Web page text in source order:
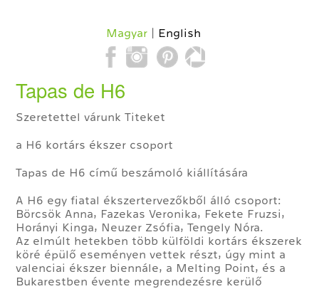
Magyar English
Tapas de H6
Szeretettel várunk Titeket
a H6 kortárs ékszer csoport
Tapas de H6 című beszámoló kiállítására
A H6 egy fiatal ékszertervezőkből álló csoport:
Börcsök Anna, Fazekas Veronika, Fekete Fruzsi,
Horányi Kinga, Neuzer Zsófia, Tengely Nóra.
Az elmúlt hetekben több külföldi kortárs ékszerek
köré épülő eseményen vettek részt, úgy mint a
valenciai ékszer biennále, a Melting Point, és a
Bukarestben évente megrendezésre kerülő